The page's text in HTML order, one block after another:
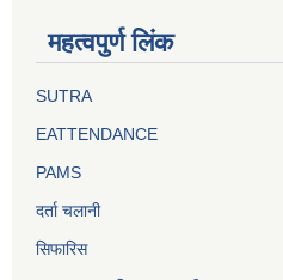
महत्वपुर्ण लिंक
SUTRA
EATTENDANCE
PAMS
दर्ता चलानी
सिफारिस